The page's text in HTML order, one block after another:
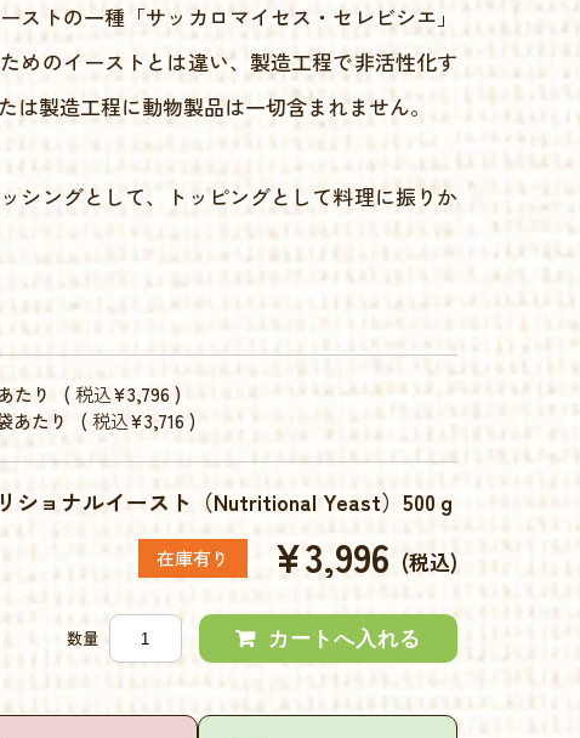
ストの一種「サッカロマイセス・セレビシエ」
めのイーストとは違い、製造工程で非活性化す
は製造工程に動物製品は一切含まれません。
シングとして、トッピングとして料理に振りか
たり (税込¥3,796 )
あたり
(税込¥3,716 )
ョナルイースト（Nutritional Yeast）500ｇ
在庫有り ¥3,996 (税込)
数量